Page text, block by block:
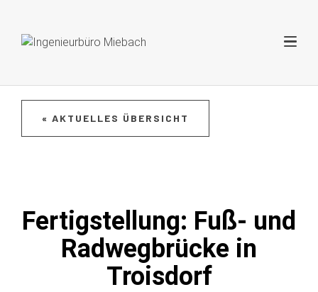
« AKTUELLES ÜBERSICHT
Fertigstellung: Fuß- und
Radwegbrücke in
Troisdorf